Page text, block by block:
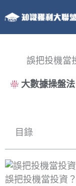
至
主
誤把投機當
大數據操盤法
目錄
誤把投機當投資